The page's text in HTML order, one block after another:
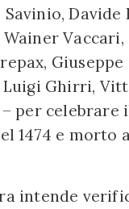
Savinio,
Ghirri,
per celebrare
1474 e morto
intende